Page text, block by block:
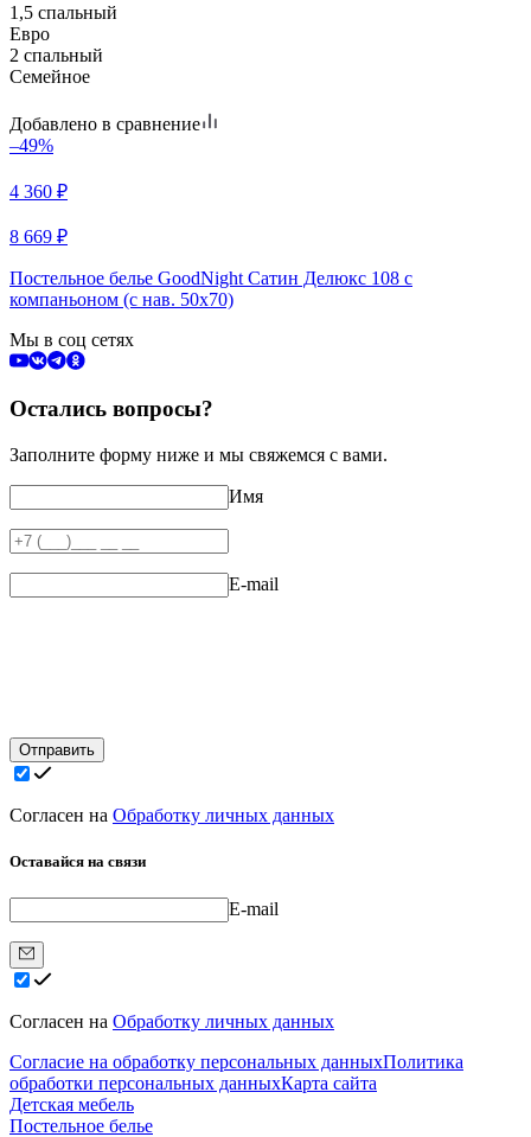
1,5 спальный
Евро
2 спальный
Семейное
Добавлено в сравнение
–49%
4 360 ₽
8 669 ₽
Постельное белье GoodNight Сатин Делюкс 108 с
компаньоном (с нав. 50х70)
Мы в соц сетях
Остались вопросы?
Заполните форму ниже и мы свяжемся с вами.
Имя
E-mail
Отправить
Согласен на Обработку личных данных
Оставайся на связи
E-mail
Согласен на Обработку личных данных
Согласие на обработку персональных данныхПолитика
обработки персональных данныхКарта сайта
Детская мебель
Постельное белье